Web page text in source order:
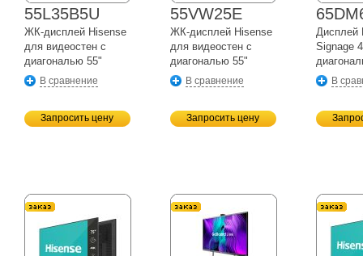
55L35B5U
ЖК-дисплей Hisense
для видеостен c
диагональю 55"
В сравнение
Запросить цену
55VW25E
ЖК-дисплей Hisense
для видеостен c
диагональю 55"
В сравнение
Запросить цену
Дисплей
Signage
В